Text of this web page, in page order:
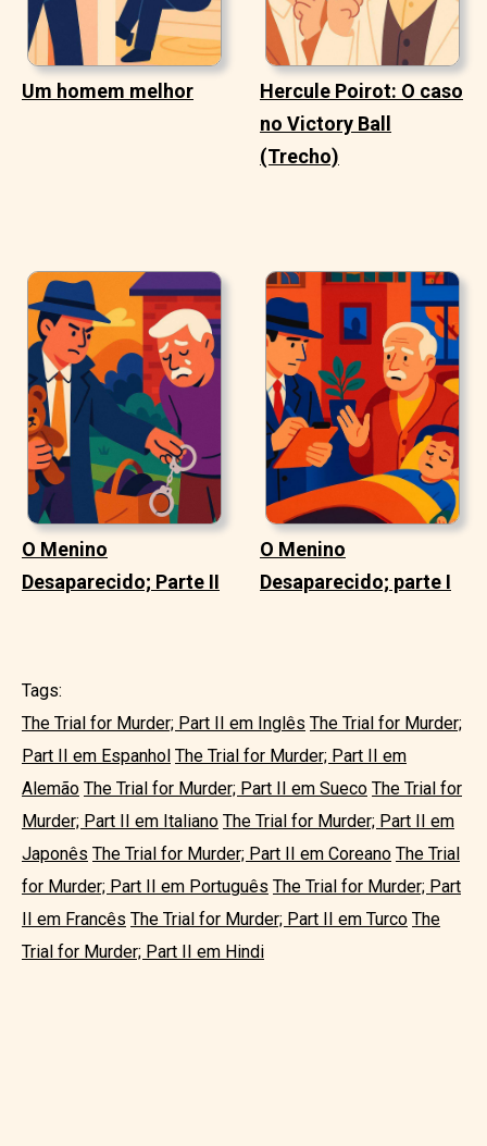
Um homem melhor
Hercule Poirot: O caso
no Victory Ball
(Trecho)
O Menino
Desaparecido; Parte II
O Menino
Desaparecido; parte I
Tags:
The Trial for Murder; Part II em Inglês The Trial for Murder;
Part II em Espanhol The Trial for Murder; Part II em
Alemão The Trial for Murder; Part II em Sueco The Trial for
Murder; Part II em Italiano The Trial for Murder; Part II em
Japonês The Trial for Murder; Part II em Coreano The Trial
for Murder; Part II em Português The Trial for Murder; Part
II em Francês The Trial for Murder; Part II em Turco The
Trial for Murder; Part II em Hindi